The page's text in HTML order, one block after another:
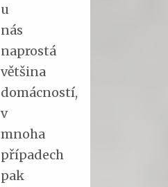
u
nás
naprostá
většina
domácností,
v
mnoha
případech
pak